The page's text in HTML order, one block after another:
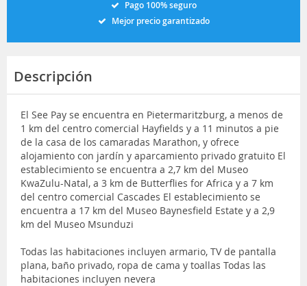
Pago 100% seguro
Mejor precio garantizado
Descripción
El See Pay se encuentra en Pietermaritzburg, a menos de
1 km del centro comercial Hayfields y a 11 minutos a pie
de la casa de los camaradas Marathon, y ofrece
alojamiento con jardín y aparcamiento privado gratuito El
establecimiento se encuentra a 2,7 km del Museo
KwaZulu-Natal, a 3 km de Butterflies for Africa y a 7 km
del centro comercial Cascades El establecimiento se
encuentra a 17 km del Museo Baynesfield Estate y a 2,9
km del Museo Msunduzi
Todas las habitaciones incluyen armario, TV de pantalla
plana, baño privado, ropa de cama y toallas Todas las
habitaciones incluyen nevera